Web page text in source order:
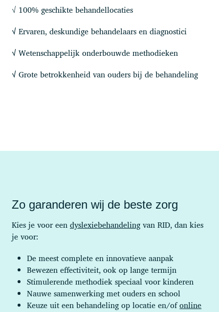
√ 100% geschikte behandellocaties
√ Ervaren, deskundige behandelaars en diagnostici
√ Wetenschappelijk onderbouwde methodieken
√ Grote betrokkenheid van ouders bij de behandeling
Zo garanderen wij de beste zorg
Kies je voor eendyslexiebehandelingvan RID, dan kies
je voor:
De meest complete en innovatieve aanpak
Bewezen effectiviteit, ook op lange termijn
Stimulerende methodiek speciaal voor kinderen
Nauwe samenwerking met ouders en school
Keuze uit een behandeling op locatie en/ofonline